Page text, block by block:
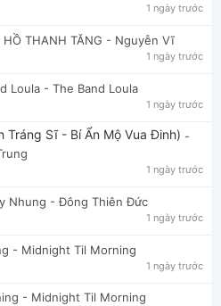
1 ngày trước
HỒ THANH TĂNG - Nguyễn Vĩ
1 ngày trước
Loula - The Band Loula
1 ngày trước
Tráng Sĩ - Bí Ẩn Mộ Vua Đinh) -
1 ngày trước
Nhung - Đông Thiên Đức
1 ngày trước
- Midnight Til Morning
1 ngày trước
- Midnight Til Morning